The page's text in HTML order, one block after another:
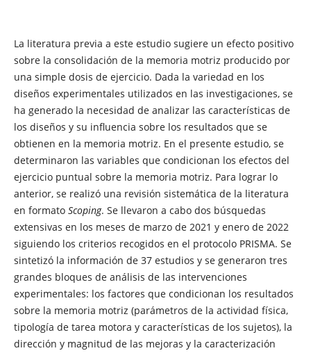
La literatura previa a este estudio sugiere un efecto positivo
sobre la consolidación de la memoria motriz producido por
una simple dosis de ejercicio. Dada la variedad en los
diseños experimentales utilizados en las investigaciones, se
ha generado la necesidad de analizar las características de
los diseños y su influencia sobre los resultados que se
obtienen en la memoria motriz. En el presente estudio, se
determinaron las variables que condicionan los efectos del
ejercicio puntual sobre la memoria motriz. Para lograr lo
anterior, se realizó una revisión sistemática de la literatura
en formato Scoping. Se llevaron a cabo dos búsquedas
extensivas en los meses de marzo de 2021 y enero de 2022
siguiendo los criterios recogidos en el protocolo PRISMA. Se
sintetizó la información de 37 estudios y se generaron tres
grandes bloques de análisis de las intervenciones
experimentales: los factores que condicionan los resultados
sobre la memoria motriz (parámetros de la actividad física,
tipología de tarea motora y características de los sujetos), la
dirección y magnitud de las mejoras y la caracterización